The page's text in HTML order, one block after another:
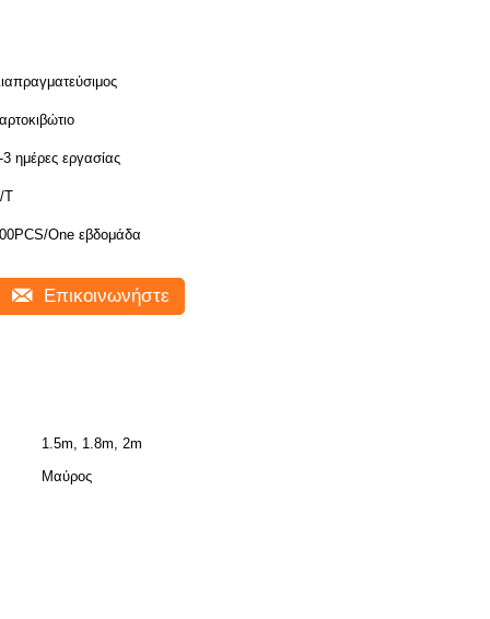
3 ημέρες εργασίας
T
One εβδομάδα
Επικοινωνήστε
1.5m, 1.8m, 2m
Μαύρος